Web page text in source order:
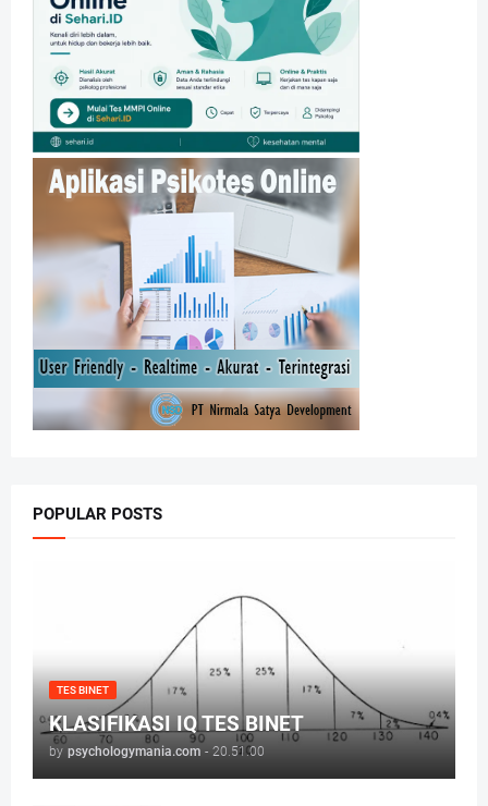
POPULAR POSTS
TES BINET
KLASIFIKASI IQ TES BINET
by psychologymania.com - 20.51.00